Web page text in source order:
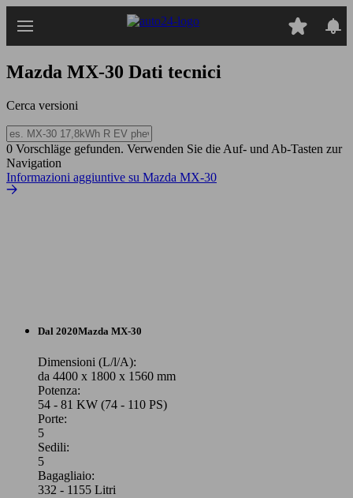
Mazda MX-30 Dati tecnici
Cerca versioni
0 Vorschläge gefunden. Verwenden Sie die Auf- und Ab-Tasten zur
Navigation
Informazioni aggiuntive su Mazda MX-30
Dal 2020Mazda MX-30
Dimensioni (L/l/A):
da 4400 x 1800 x 1560 mm
Potenza:
54 - 81 KW (74 - 110 PS)
Porte:
5
Sedili:
5
Bagagliaio:
332 - 1155 Litri